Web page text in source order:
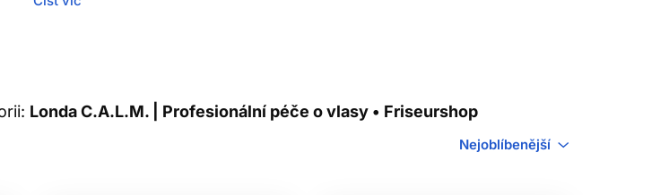
hledáte pravidelné čištění, základem ješampon na vlasy . Pokud se délky
. Sérum na vlasy se používá jako intenzivnější, koncentrovaný krok podle
vlasovou pokožku a jeho použití je třeba odlišit od produktu do konečků. U
hustých a porézních délek upravte dávku podle výsledku.
Londa C.A.L.M. | Profesionální péče o vlasy • Friseurshop
Nejoblíbenější